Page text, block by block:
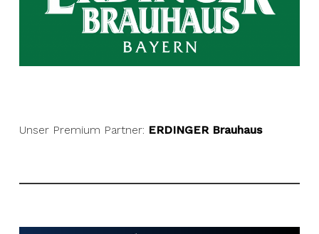
Unser Premium Partner: ERDINGER Brauhaus